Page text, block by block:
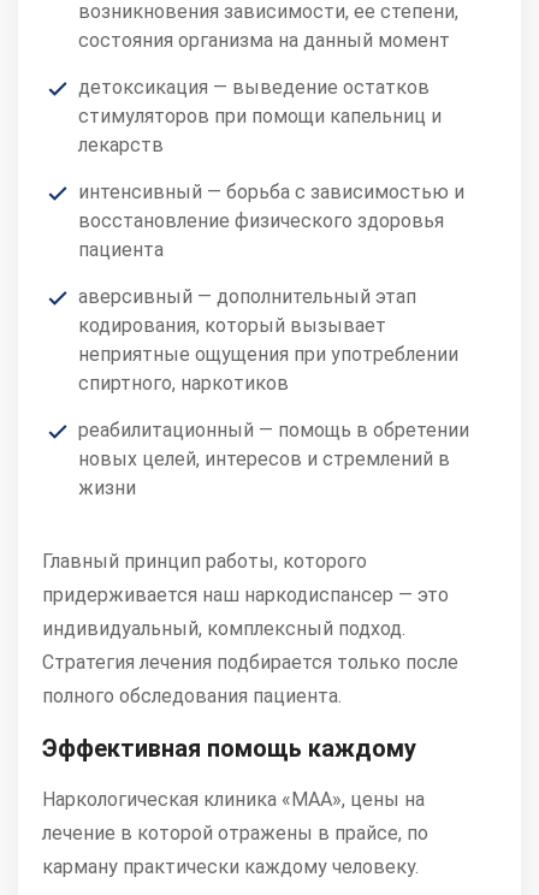
возникновения зависимости, ее степени,
состояния организма на данный момент
детоксикация — выведение остатков
стимуляторов при помощи капельниц и
лекарств
интенсивный — борьба с зависимостью и
восстановление физического здоровья
пациента
аверсивный — дополнительный этап
кодирования, который вызывает
неприятные ощущения при употреблении
спиртного, наркотиков
реабилитационный — помощь в обретении
новых целей, интересов и стремлений в
жизни
Главный принцип работы, которого
придерживается наш наркодиспансер — это
индивидуальный, комплексный подход.
Стратегия лечения подбирается только после
полного обследования пациента.
Эффективная помощь каждому
Наркологическая клиника «МАА», цены на
лечение в которой отражены в прайсе, по
карману практически каждому человеку.